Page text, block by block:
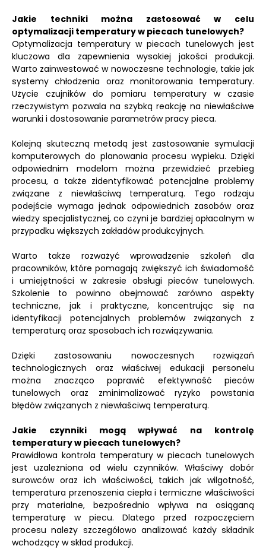
Jakie techniki można zastosować w celu
optymalizacji temperatury w piecach tunelowych?
Optymalizacja temperatury w piecach tunelowych jest
kluczowa dla zapewnienia wysokiej jakości produkcji.
Warto zainwestować w nowoczesne technologie, takie jak
systemy chłodzenia oraz monitorowania temperatury.
Użycie czujników do pomiaru temperatury w czasie
rzeczywistym pozwala na szybką reakcję na niewłaściwe
warunki i dostosowanie parametrów pracy pieca.
Kolejną skuteczną metodą jest zastosowanie symulacji
komputerowych do planowania procesu wypieku. Dzięki
odpowiednim modelom można przewidzieć przebieg
procesu, a także zidentyfikować potencjalne problemy
związane z niewłaściwą temperaturą. Tego rodzaju
podejście wymaga jednak odpowiednich zasobów oraz
wiedzy specjalistycznej, co czyni je bardziej opłacalnym w
przypadku większych zakładów produkcyjnych.
Warto także rozważyć wprowadzenie szkoleń dla
pracowników, które pomagają zwiększyć ich świadomość
i umiejętności w zakresie obsługi pieców tunelowych.
Szkolenie to powinno obejmować zarówno aspekty
techniczne, jak i praktyczne, koncentrując się na
identyfikacji potencjalnych problemów związanych z
temperaturą oraz sposobach ich rozwiązywania.
Dzięki zastosowaniu nowoczesnych rozwiązań
technologicznych oraz właściwej edukacji personelu
można znacząco poprawić efektywność pieców
tunelowych oraz zminimalizować ryzyko powstania
błędów związanych z niewłaściwą temperaturą.
Jakie czynniki mogą wpływać na kontrolę
temperatury w piecach tunelowych?
Prawidłowa kontrola temperatury w piecach tunelowych
jest uzależniona od wielu czynników. Właściwy dobór
surowców oraz ich właściwości, takich jak wilgotność,
temperatura przenoszenia ciepła i termiczne właściwości
przy materialne, bezpośrednio wpływa na osiąganą
temperaturę w piecu. Dlatego przed rozpoczęciem
procesu należy szczegółowo analizować każdy składnik
wchodzący w skład produkcji.